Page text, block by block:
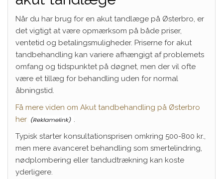
Når du har brug for en akut tandlæge på Østerbro, er
det vigtigt at være opmærksom på både priser,
ventetid og betalingsmuligheder. Priserne for akut
tandbehandling kan variere afhængigt af problemets
omfang og tidspunktet på døgnet, men der vil ofte
være et tillæg for behandling uden for normal
åbningstid.
Få mere viden om Akut tandbehandling på Østerbro
her
.
Typisk starter konsultationsprisen omkring 500-800 kr.,
men mere avanceret behandling som smertelindring,
nødplombering eller tandudtrækning kan koste
yderligere.